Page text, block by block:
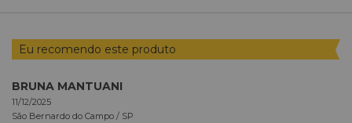
Eu recomendo este produto
BRUNA MANTUANI
11/12/2025
São Bernardo do Campo / SP